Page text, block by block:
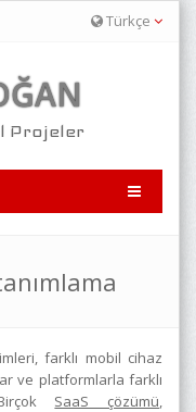
Türkçe
Projeler
farklı mobil cihaz
ve platformlarla farklı
SaaS çözümü,